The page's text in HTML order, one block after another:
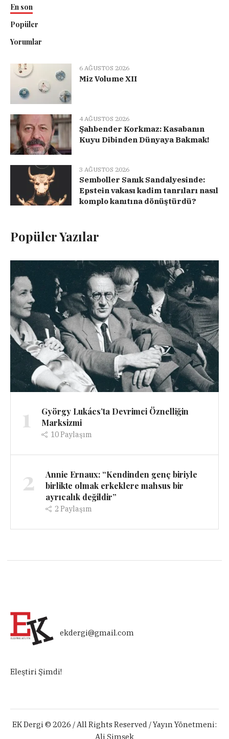
En son
Popüler
Yorumlar
6 AĞUSTOS 2026
Miz Volume XII
4 AĞUSTOS 2026
Şahbender Korkmaz: Kasabanın
Kuyu Dibinden Dünyaya Bakmak!
3 AĞUSTOS 2026
Semboller Sanık Sandalyesinde:
Epstein vakası kadim tanrıları nasıl
komplo kanıtına dönüştürdü?
Popüler Yazılar
1
György Lukács’ta Devrimci Öznelliğin
Marksizmi
10Paylaşım
2
Annie Ernaux: “Kendinden genç biriyle
birlikte olmak erkeklere mahsus bir
ayrıcalık değildir”
2 Paylaşım
ekdergi@gmail.com
Eleştiri Şimdi!
EK Dergi © 2026 / All Rights Reserved / Yayın Yönetmeni:
Ali Şimşek